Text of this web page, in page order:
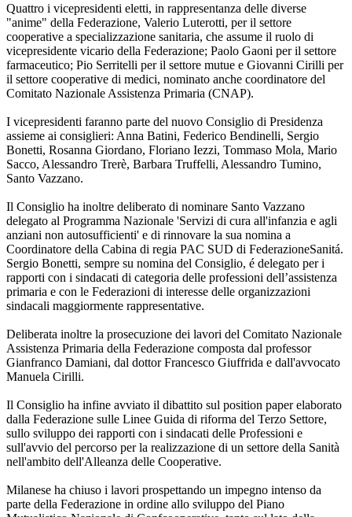
Quattro i vicepresidenti eletti, in rappresentanza delle diverse
"anime" della Federazione, Valerio Luterotti, per il settore
cooperative a specializzazione sanitaria, che assume il ruolo di
vicepresidente vicario della Federazione; Paolo Gaoni per il settore
farmaceutico; Pio Serritelli per il settore mutue e Giovanni Cirilli per
il settore cooperative di medici, nominato anche coordinatore del
Comitato Nazionale Assistenza Primaria (CNAP).
I vicepresidenti faranno parte del nuovo Consiglio di Presidenza
assieme ai consiglieri: Anna Batini, Federico Bendinelli, Sergio
Bonetti, Rosanna Giordano, Floriano Iezzi, Tommaso Mola, Mario
Sacco, Alessandro Trerè, Barbara Truffelli, Alessandro Tumino,
Santo Vazzano.
Il Consiglio ha inoltre deliberato di nominare Santo Vazzano
delegato al Programma Nazionale 'Servizi di cura all'infanzia e agli
anziani non autosufficienti' e di rinnovare la sua nomina a
Coordinatore della Cabina di regia PAC SUD di FederazioneSanitá.
Sergio Bonetti, sempre su nomina del Consiglio, é delegato per i
rapporti con i sindacati di categoria delle professioni dell’assistenza
primaria e con le Federazioni di interesse delle organizzazioni
sindacali maggiormente rappresentative.
Deliberata inoltre la prosecuzione dei lavori del Comitato Nazionale
Assistenza Primaria della Federazione composta dal professor
Gianfranco Damiani, dal dottor Francesco Giuffrida e dall'avvocato
Manuela Cirilli.
Il Consiglio ha infine avviato il dibattito sul position paper elaborato
dalla Federazione sulle Linee Guida di riforma del Terzo Settore,
sullo sviluppo dei rapporti con i sindacati delle Professioni e
sull'avvio del percorso per la realizzazione di un settore della Sanità
nell'ambito dell'Alleanza delle Cooperative.
Milanese ha chiuso i lavori prospettando un impegno intenso da
parte della Federazione in ordine allo sviluppo del Piano